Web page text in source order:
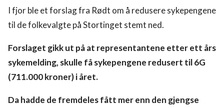
I fjor ble et forslag fra Rødt om å redusere sykepengene
til de folkevalgte på Stortinget stemt ned.
Forslaget gikk ut på at representantene etter ett års
sykemelding, skulle få sykepengene redusert til 6G
(711.000 kroner) i året.
Da hadde de fremdeles fått mer enn den gjengse